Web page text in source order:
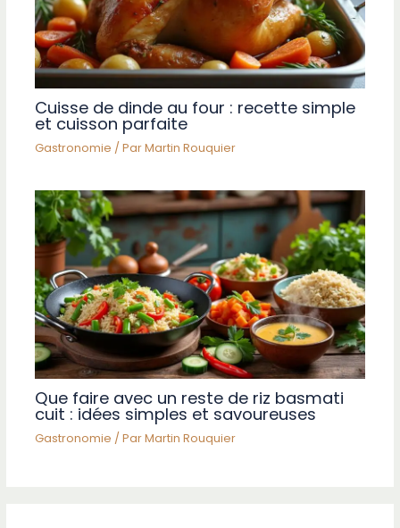
Cuisse de dinde au four : recette simple
et cuisson parfaite
Gastronomie / ParMartin Rouquier
Que faire avec un reste de riz basmati
cuit : idées simples et savoureuses
Gastronomie / ParMartin Rouquier